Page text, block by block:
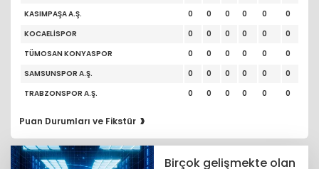
KASIMPAŞA A.Ş.
0 0 0 0 0
0
KOCAELİSPOR
0 0 0 0 0
0
TÜMOSAN KONYASPOR
0 0 0 0 0
0
SAMSUNSPOR A.Ş.
0 0 0 0 0
0
TRABZONSPOR A.Ş.
0 0 0 0 0 0
Puan Durumları ve Fikstür ›
Birçok gelişmekte olan